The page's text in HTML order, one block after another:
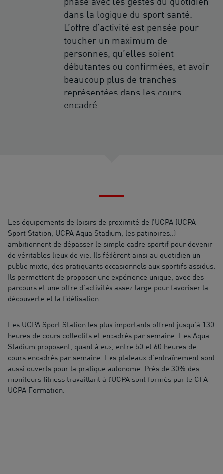
phase avec les gestes du quotidien
dans la logique du sport santé.
L’offre d’activité est pensée pour
toucher un maximum de
personnes, qu’elles soient
débutantes ou confirmées, et avoir
beaucoup plus de tranches
représentées dans les cours
encadré
Les équipements de loisirs de proximité de l’UCPA (UCPA
Sport Station, UCPA Aqua Stadium, les patinoires..)
ambitionnent de dépasser le simple cadre sportif pour devenir
de véritables lieux de vie. Ils fédèrent ainsi au quotidien un
public mixte, des pratiquants occasionnels aux sportifs assidus.
Ils permettent de proposer une expérience unique, avec des
parcours et une offre d’activités assez large pour favoriser la
découverte et la fidélisation.
Les UCPA Sport Station les plus importants offrent jusqu’à 130
heures de cours collectifs et encadrés par semaine. Les Aqua
Stadium proposent, quant à eux, entre 50 et 60 heures de
cours encadrés par semaine. Les plateaux d'entraînement sont
aussi ouverts pour la pratique autonome. Près de 30% des
moniteurs fitness travaillant à l’UCPA sont formés par le CFA
UCPA Formation.